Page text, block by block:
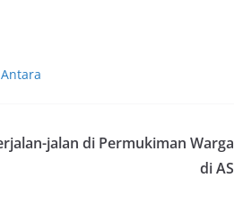
Antara
jalan di Permukiman Warga
di AS